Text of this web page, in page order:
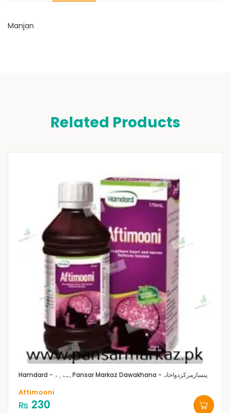
Manjan
Related Products
Hamdard - ہمدرد Pansar Markaz Dawakhana -پنسارمرکزدواخانہ
Aftimooni
₨ 230